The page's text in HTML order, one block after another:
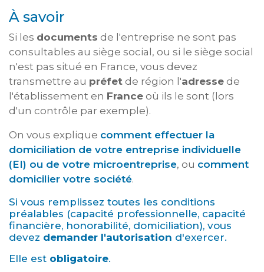
À savoir
Si les documents de l'entreprise ne sont pas
consultables au siège social, ou si le siège social
n'est pas situé en France, vous devez
transmettre au préfet de région l'adresse de
l'établissement en France où ils le sont (lors
d'un contrôle par exemple).
On vous explique comment effectuer la
domiciliation de votre entreprise individuelle
(EI) ou de votre microentreprise, ou comment
domicilier votre société.
Si vous remplissez toutes les conditions
préalables (capacité professionnelle, capacité
financière, honorabilité, domiciliation), vous
devez demander l'autorisation d'exercer.
Elle est obligatoire.